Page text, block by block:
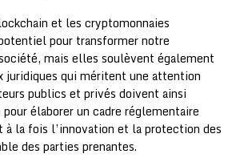
et les cryptomonnaies
pour transformer notre
mais elles soulèvent également
juridiques qui méritent une attention
publics et privés doivent ainsi
élaborer un cadre réglementaire
à la fois l’innovation et la protection des
des parties prenantes.